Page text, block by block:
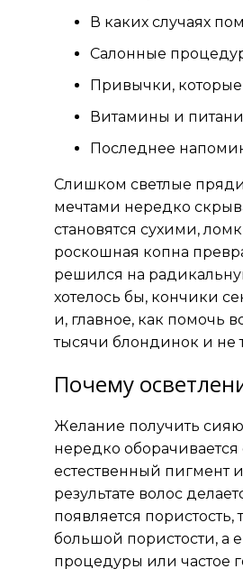
В каких случаях
Салонные
Привычки,
Витамины и
Последнее
Слишком светлые
мечтами нередко
становятся сухими,
роскошная копна
решился на
хотелось бы, кончики
и, главное, как помочь
тысячи блондинок и не
Почему
Желание получить
нередко
естественный пигмент
результате волос
появляется
большой пористости, а
процедуры или частое